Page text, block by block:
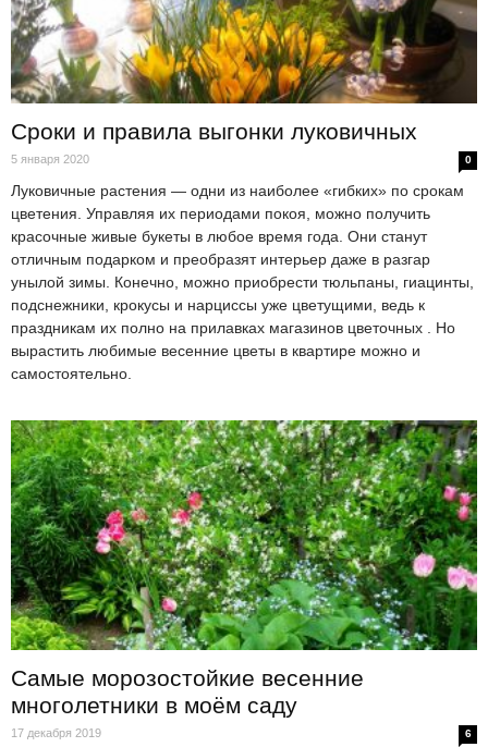
Сроки и правила выгонки луковичных
5 января 2020 0
Луковичные растения — одни из наиболее «гибких» по срокам
цветения. Управляя их периодами покоя, можно получить
красочные живые букеты в любое время года. Они станут
отличным подарком и преобразят интерьер даже в разгар
унылой зимы. Конечно, можно приобрести тюльпаны, гиацинты,
подснежники, крокусы и нарциссы уже цветущими, ведь к
праздникам их полно на прилавках магазинов цветочных . Но
вырастить любимые весенние цветы в квартире можно и
самостоятельно.
Самые морозостойкие весенние
многолетники в моём саду
17 декабря 2019 6